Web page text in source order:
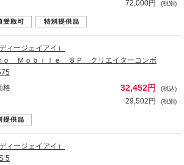
72,000円 (税別)
ィージェイアイ）
ｏ Ｍｏｂｉｌｅ ８Ｐ クリエイターコンボ
格
32,452円 (税込)
29,502円 (税別)
ィージェイアイ）
5